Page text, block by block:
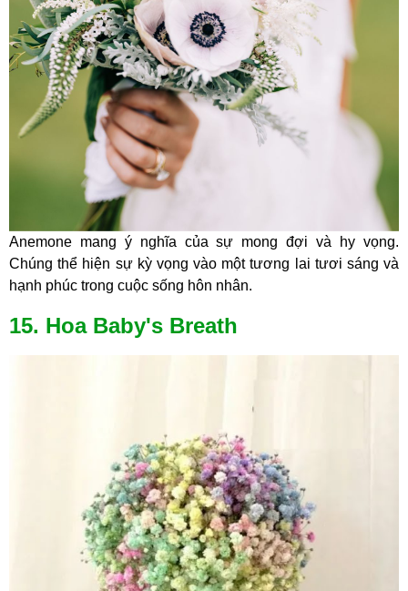
Anemone mang ý nghĩa của sự mong đợi và hy vọng.
Chúng thể hiện sự kỳ vọng vào một tương lai tươi sáng và
hạnh phúc trong cuộc sống hôn nhân.
15. Hoa Baby's Breath